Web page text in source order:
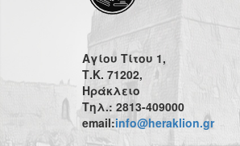
Αγίου Τίτου 1,
Τ.Κ. 71202,
Ηράκλειο
Τηλ.: 2813-409000
email:info@heraklion.gr